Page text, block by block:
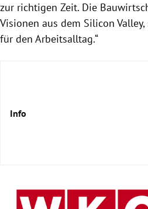
zur richtigen Zeit. Die
Visionen aus dem Silicon
für den Arbeitsalltag.“
Info